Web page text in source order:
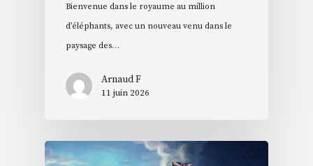
Bienvenue dans le royaume au million
d’éléphants, avec un nouveau venu dans le
paysage des…
Arnaud F
11 juin 2026